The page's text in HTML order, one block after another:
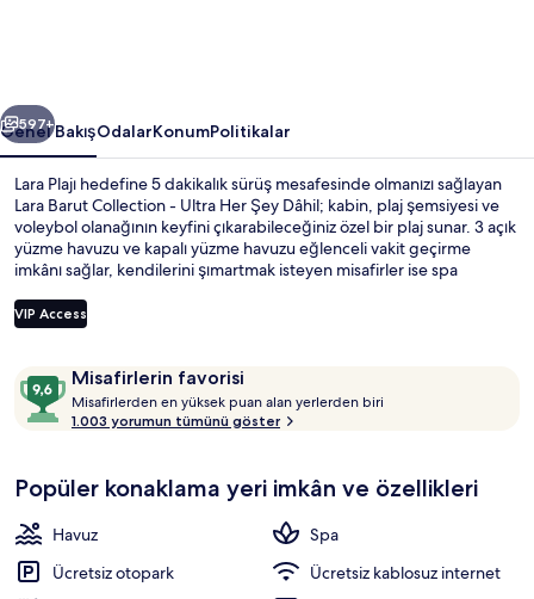
için
fotoğraf
galerisi
Sonraki
597+
Genel BakışOdalarKonumPolitikalar
Lara Plajı hedefine 5 dakikalık sürüş mesafesinde olmanızı sağlayan
Lara Barut Collection - Ultra Her Şey Dâhil; kabin, plaj şemsiyesi ve
voleybol olanağının keyfini çıkarabileceğiniz özel bir plaj sunar. 3 açık
yüzme havuzu ve kapalı yüzme havuzu eğlenceli vakit geçirme
imkânı sağlar, kendilerini şımartmak isteyen misafirler ise spa
tedavisi olanağı ile keyiflerine bakabilir. 8 restoran arasından biri olan
Sandal Seafood deniz ürünleri yemekleri sunar, öğle yemeği ve
ücretsiz çocuk kulübü; bu lüks resort otel içerisindeki diğer öne çıkan
özellikler arasındadır. Misafirler arasında yardıma hazır personel ve
konaklama yerinin genel durumu popüler.
VIP Access
YorumlarMisafirlerin favorisi
10
üzerinden
9,6,
favorisi
Misafirlerden en yüksek puan alan yerlerden biri
f
e
1.003 yorumun tümünü göster
Popüler konaklama yeri imkân ve özellikleri
Havuz
Spa
Ücretsiz otopark
Ücretsiz kablosuz internet